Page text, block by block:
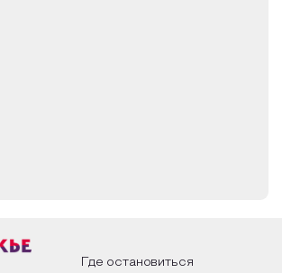
Где остановиться